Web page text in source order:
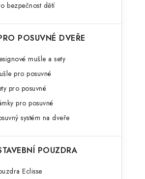
bezpečnost dětí
POSUVNÉ DVEŘE
mušle a sety
pro posuvné
pro posuvné
pro posuvné
systém na dveře
POUZDRA
Eclisse